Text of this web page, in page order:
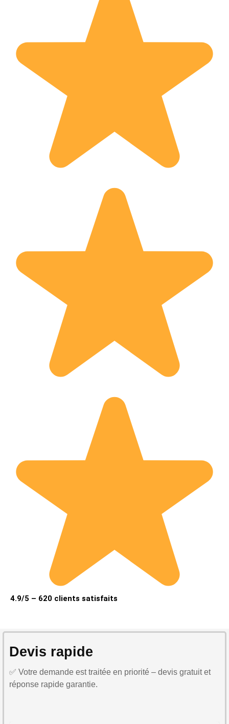
4.9/5 – 620 clients satisfaits
Devis rapide
✅ Votre demande est traitée en priorité – devis gratuit et
réponse rapide garantie.